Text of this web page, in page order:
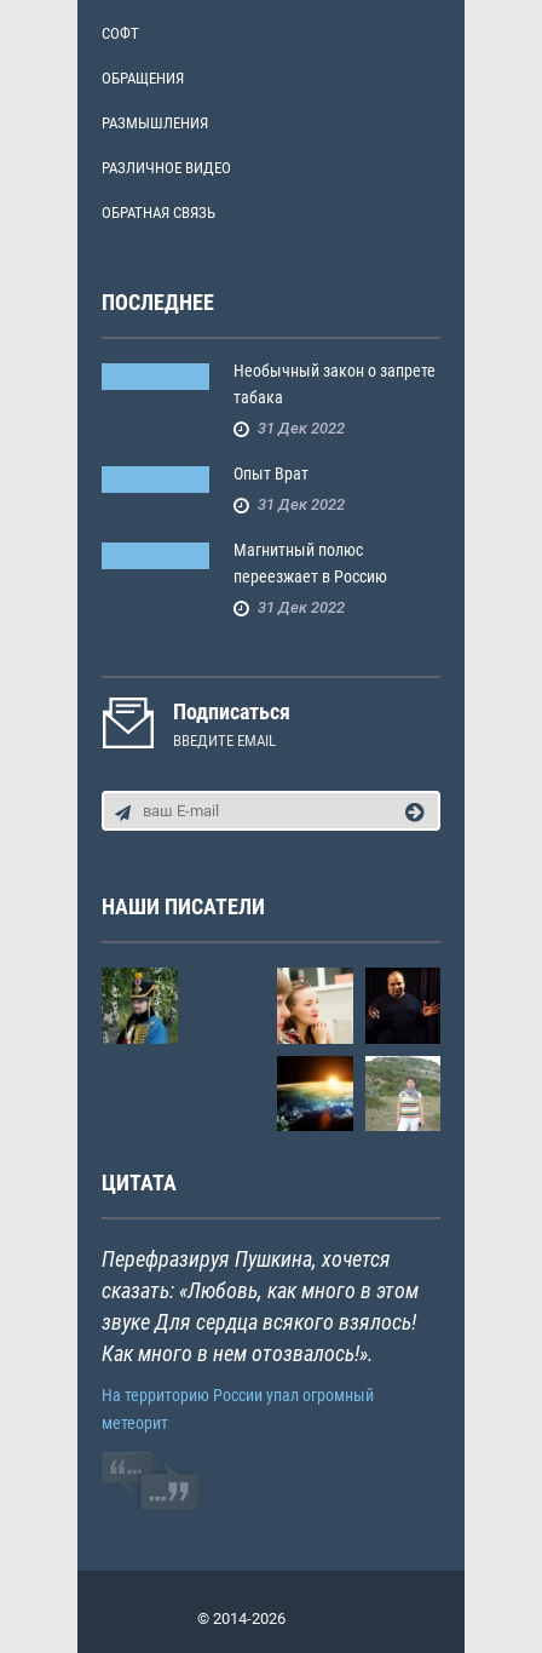
СОФТ
ОБРАЩЕНИЯ
РАЗМЫШЛЕНИЯ
РАЗЛИЧНОЕ ВИДЕО
ОБРАТНАЯ СВЯЗЬ
ПОСЛЕДНЕЕ
Необычный закон о запрете
табака
31 Дек 2022
Опыт Врат
31 Дек 2022
Магнитный полюс
переезжает в Россию
31 Дек 2022
Подписаться
ВВЕДИТЕ EMAIL
НАШИ ПИСАТЕЛИ
ЦИТАТА
Перефразируя Пушкина, хочется
сказать: «Любовь, как много в этом
звуке Для сердца всякого взялось!
Как много в нем отозвалось!».
На территорию России упал огромный
метеорит
© 2014-2026